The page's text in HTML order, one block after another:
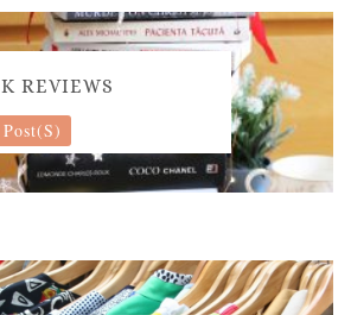
REVIEWS
Post(s)